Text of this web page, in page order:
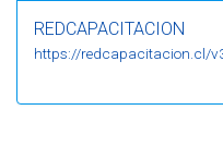
REDCAPACITACION
https://redcapacitacion.cl/